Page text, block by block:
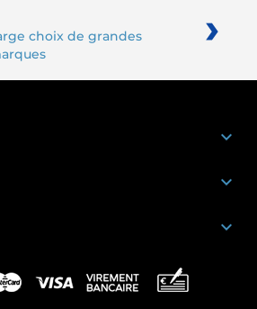
choix de grandes
›


